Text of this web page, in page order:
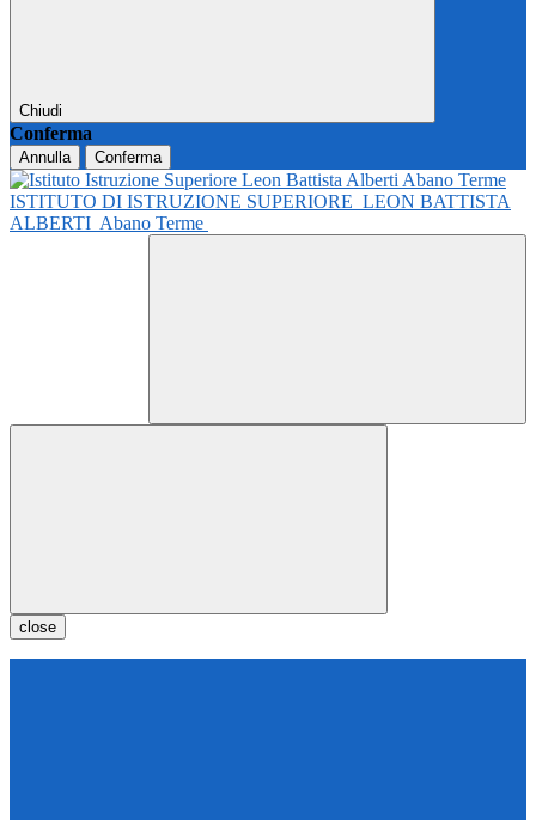
Chiudi
Conferma
Annulla Conferma
ISTITUTO DI ISTRUZIONE SUPERIORE LEON BATTISTA
ALBERTI Abano Terme
close